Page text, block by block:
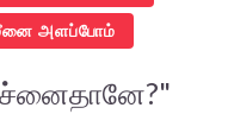
அளப்போம்